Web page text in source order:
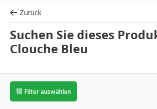
Zurück
Suchen Sie dieses
Clouche Bleu
Filter auswählen